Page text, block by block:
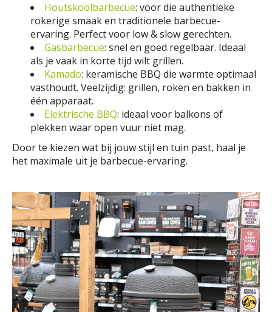
Houtskoolbarbecue: voor die authentieke
rokerige smaak en traditionele barbecue-
ervaring. Perfect voor low & slow gerechten.
Gasbarbecue: snel en goed regelbaar. Ideaal
als je vaak in korte tijd wilt grillen.
Kamado: keramische BBQ die warmte optimaal
vasthoudt. Veelzijdig: grillen, roken en bakken in
één apparaat.
Elektrische BBQ: ideaal voor balkons of
plekken waar open vuur niet mag.
Door te kiezen wat bij jouw stijl en tuin past, haal je
het maximale uit je barbecue-ervaring.